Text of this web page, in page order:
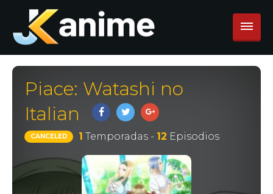
Piace: Watashi no
Italian
CANCELED 1 Temporadas - 12 Episodios